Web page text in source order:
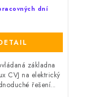
dní
základna
CVJ na elektrický
řešení...